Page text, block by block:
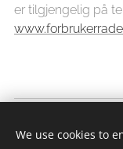
er tilgjengelig på
We use cookies to